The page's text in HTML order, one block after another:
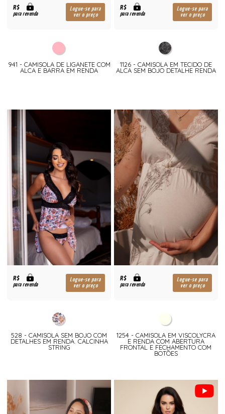
R$
para revenda
Logue-se para
ver o preço
941 - CAMISOLA DE LIGANETE COM
ALCA E BARRA EM RENDA
R$
para revenda
Logue-se para
ver o preço
1126 - CAMISOLA EM TECIDO DE
ALCA SEM BOJO DETALHE RENDA
R$
para revenda
Logue-se para
ver o preço
528 - CAMISOLA SEM BOJO COM
DETALHES EM RENDA. CALCINHA
STRING
R$
para revenda
Logue-se para
ver o preço
1254 - CAMISOLA EM VISCOLYCRA
E RENDA COM ABERTURA
FRONTAL E FECHAMENTO COM
BOTÕES